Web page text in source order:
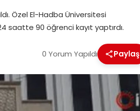
Özel El-Hadba Üniversitesi
saatte 90 öğrenci kayıt yaptırdı.
0 Yorum Yapıldı Paylaş